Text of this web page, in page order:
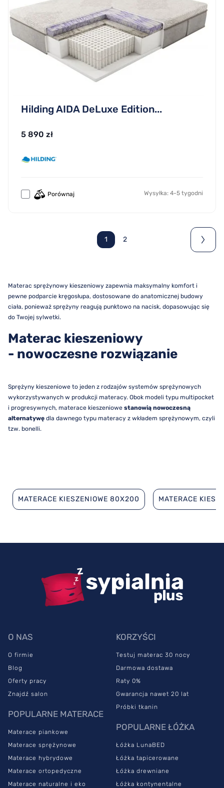
Hilding AIDA DeLuxe Edition...
5 890 zł
Porównaj Wysyłka: 4-5 tygodni
1 2
Materac sprężynowy kieszeniowy zapewnia maksymalny komfort i
pewne podparcie kręgosłupa, dostosowane do anatomicznej budowy
ciała, ponieważ sprężyny reagują punktowo na nacisk, dopasowując się
do Twojej sylwetki.
Materac kieszeniowy
- nowoczesne rozwiązanie
Sprężyny kieszeniowe to jeden z rodzajów systemów sprężynowych
wykorzystywanych w produkcji materacy. Obok modeli typu multipocket
i progresywnych, materace kieszeniowe stanowią nowoczesną
alternatywę dla dawnego typu materacy z wkładem sprężynowym, czyli
tzw. bonelli.
MATERACE KIESZENIOWE 80X200 MATERACE
O NAS
O firmie
Blog
Oferty pracy
Znajdź salon
POPULARNE MATERACE
Materace piankowe
Materace sprężynowe
Materace hybrydowe
Materace ortopedyczne
Materace naturalne i eko
KORZYŚCI
Testuj materac 30 nocy
Darmowa dostawa
Raty 0%
Gwarancja nawet 20 lat
Próbki tkanin
POPULARNE ŁÓŻKA
Łóżka LunaBED
Łóżka tapicerowane
Łóżka drewniane
Łóżka kontynentalne